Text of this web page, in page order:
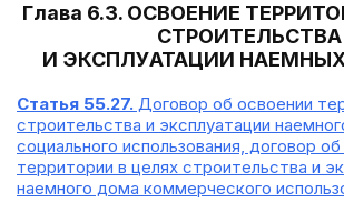
Глава 6.3. ОСВОЕНИЕ
СТРОИТЕЛЬСТВА
И ЭКСПЛУАТАЦИИ
Статья 55.27. Договор об освоении
строительства и эксплуатации
социального использования, договор
территории в целях строительства и
наемного дома коммерческого